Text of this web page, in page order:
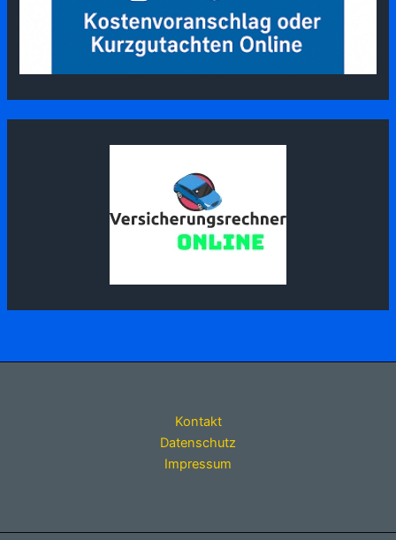
Kontakt
Datenschutz
Impressum